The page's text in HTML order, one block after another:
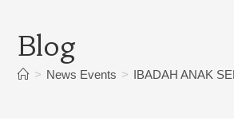
Blog
> News Events > IBADAH ANAK